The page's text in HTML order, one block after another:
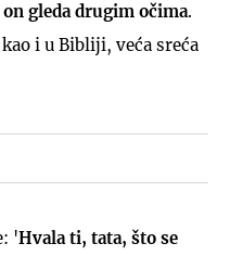
on gleda drugim očima.
i u Bibliji, veća sreća
'Hvala ti, tata, što se